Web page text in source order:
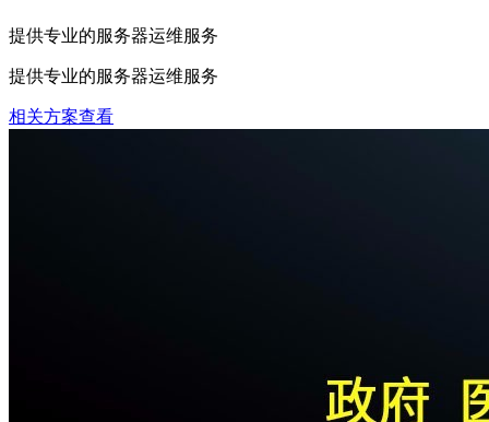
提供专业的服务器运维服务
提供专业的服务器运维服务
相关方案查看